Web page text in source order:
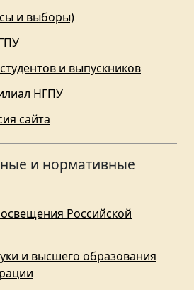
и выборы)
и выпускников
НГПУ
сайта
и нормативные
Российской
и высшего образования